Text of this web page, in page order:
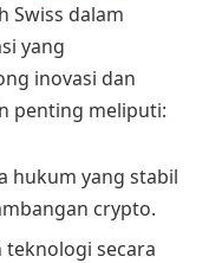
Swiss dalam
yang
inovasi dan
penting meliputi:
hukum yang stabil
crypto.
teknologi secara